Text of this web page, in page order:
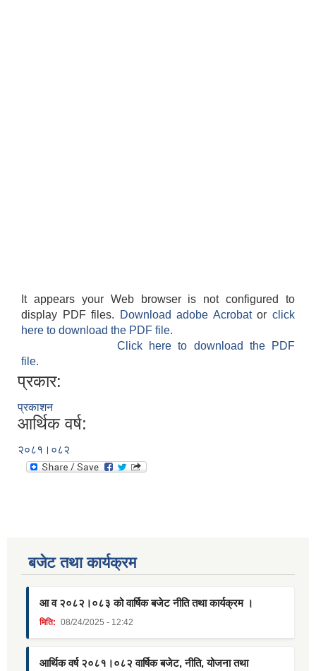
It appears your Web browser is not configured to
display PDF files.
Download adobe Acrobatorclick
here to download the PDF file.
Click here to download the PDF
file.
प्रकार:
प्रकाशन
आर्थिक वर्ष:
२०८१।०८२
बजेट तथा कार्यक्रम
आ व २०८२।०८३ को वार्षिक बजेट नीति तथा कार्यक्रम ।
मिति: 08/24/2025 - 12:42
आर्थिक वर्ष २०८१।०८२ वार्षिक बजेट, नीति, योजना तथा